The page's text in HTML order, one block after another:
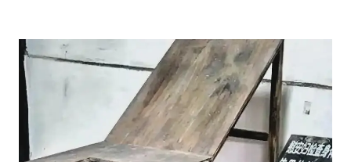
猫咪过火把节被抹成黑猫
BLG经理辟谣Bin离队
以军士兵把枪口对准中国记者